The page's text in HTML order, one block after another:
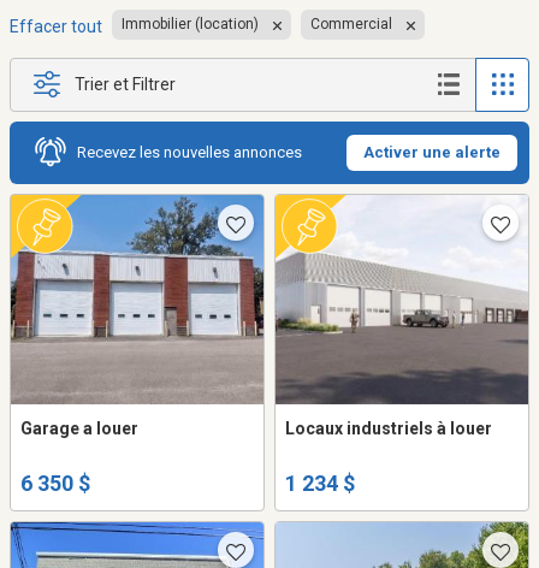
Effacer tout Immobilier (location) Commercial
Trier et Filtrer
Recevez les nouvelles annonces Activer une alerte
Garage a louer
6 350 $
Locaux industriels à louer
1 234 $